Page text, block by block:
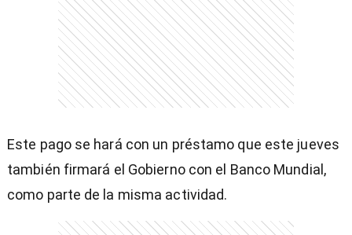
Este pago se hará con un préstamo que este jueves
también firmará el Gobierno con el Banco Mundial,
como parte de la misma actividad.